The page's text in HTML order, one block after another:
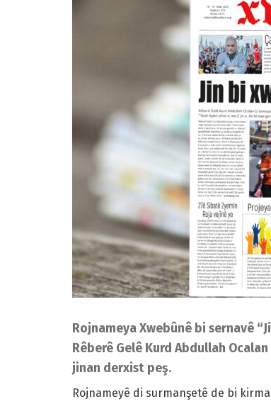
Rojnameya Xwebûnê bi sernavê
Rêberê Gelê Kurd Abdullah
jinan derxist peş.
Rojnameyê di surmanşetê de bi